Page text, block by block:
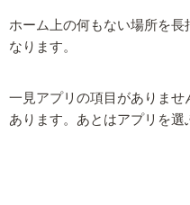
ホーム上の何もない場所を
なります。
一見アプリの項目がありませ
あります。あとはアプリを選